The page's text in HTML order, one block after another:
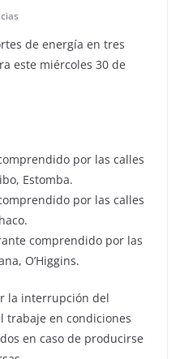
de energía en tres
este miércoles 30 de
por las calles
Estomba.
por las calles
comprendido por las
O’Higgins.
la interrupción del
trabaje en condiciones
en caso de producirse